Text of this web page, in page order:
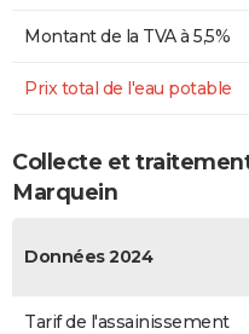
Montant de la TVA à 5,5%
Prix total de l'eau potable
Collecte et
Marquein
Données 2024
Tarif de l'assainissement